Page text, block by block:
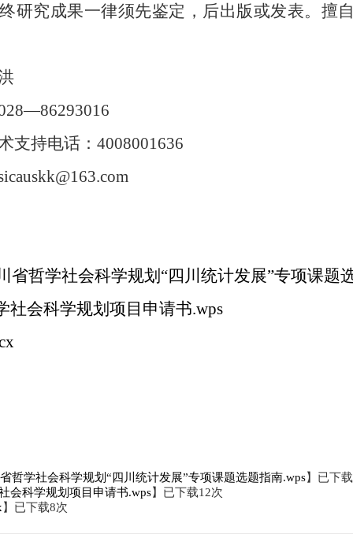
研究成果一律须先鉴定，后出版或发表。擅
支持电话： 4008001636
省哲学社会科学规划“四川统计发展”专项课题
社会科学规划项目申请书.wps
哲学社会科学规划“四川统计发展”专项课题选题指南.wps】已下载
会科学规划项目申请书.wps】已下载12次
】已下载8次